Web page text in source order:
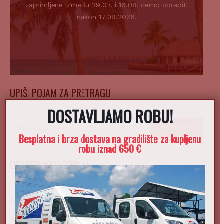
zaprimljene između 29.07. i 16.08. ćemo obraditi
nakon 17.08.2026.
UPIŠI POJAM ZA PRETRAGU
ODABERI KATEGORIJU
Alati i pribor (432)
Boje i lakovi (83)
DOSTAVLJAMO ROBU!
Besplatna i brza dostava na gradilište za kupljenu
robu iznad 650 €